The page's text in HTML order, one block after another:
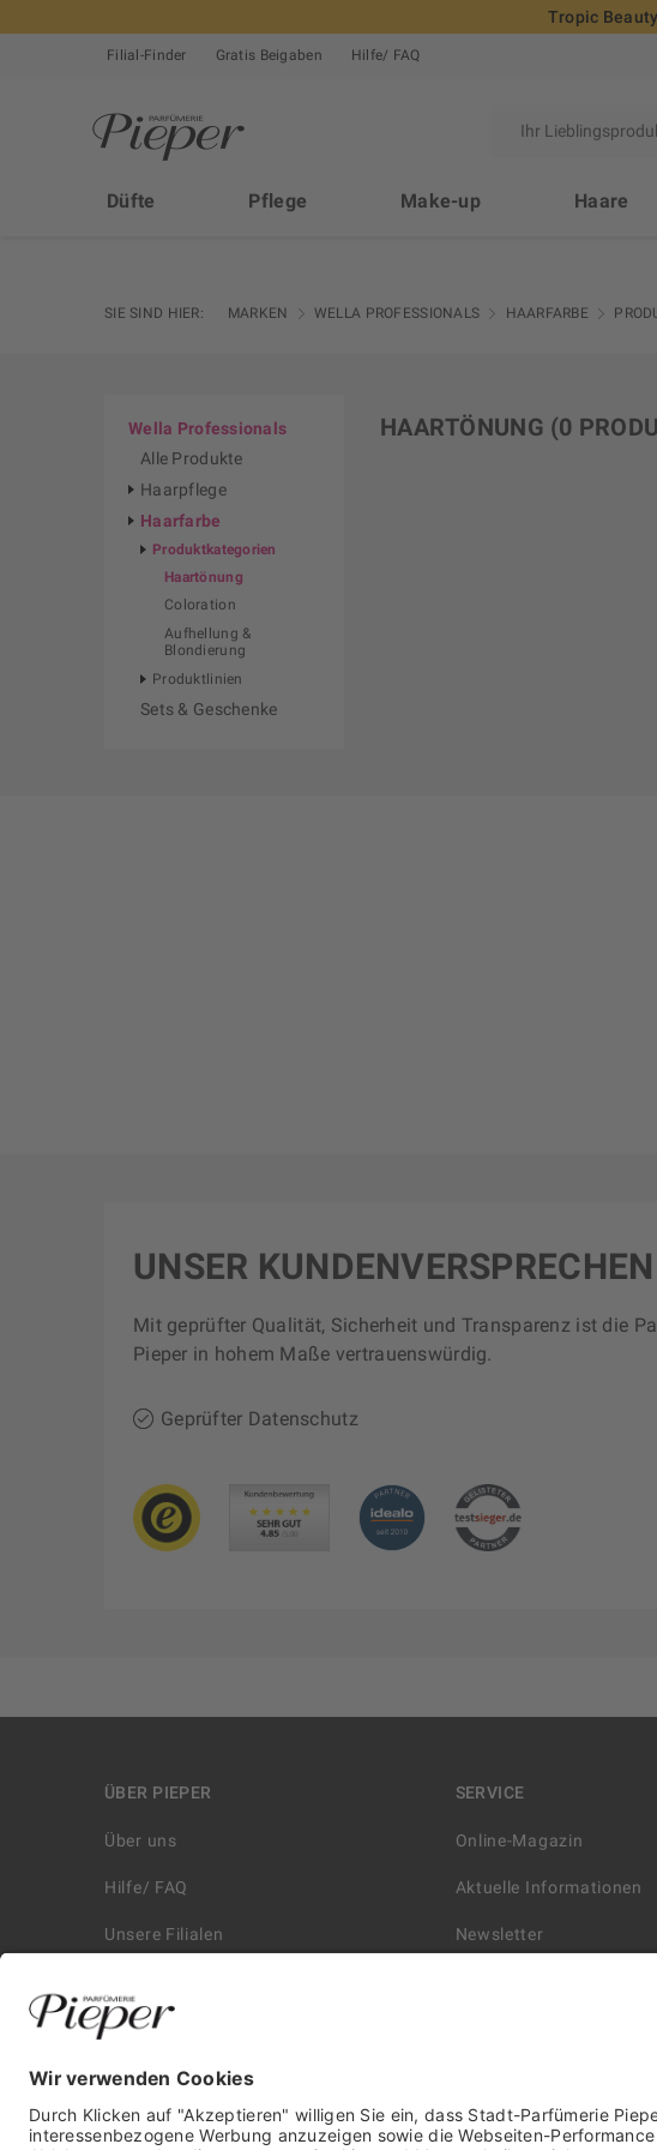
Tropic
Filial-Finder Gratis Beigaben Hilfe/ FAQ
Düfte Pflege Make-up Haare
SIE SIND HIER: MARKEN WELLA PROFESSIONALS HAARFARBE
Wella Professionals
Alle Produkte
Haarpflege
Haarfarbe
Produktkategorien
Haartönung
Coloration
Aufhellung &
Blondierung
Produktlinien
Sets & Geschenke
HAARTÖNUNG (0
UNSER KUNDENVERSPRECHEN
Mit geprüfter Qualität, Sicherheit und Transparenz ist die
Pieper in hohem Maße vertrauenswürdig.
Geprüfter Datenschutz
ÜBER PIEPER
Über uns
Hilfe/ FAQ
Unsere Filialen
Historie
Affiliate
Karriere
SERVICE
Online-Magazin
Aktuelle Informationen
Newsletter
Autorisierter Händler/